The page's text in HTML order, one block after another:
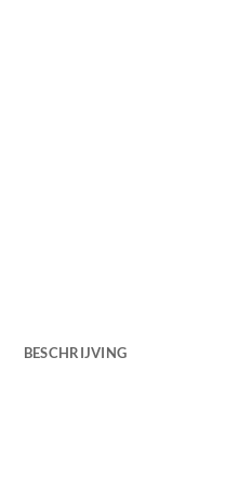
BESCHRIJVING